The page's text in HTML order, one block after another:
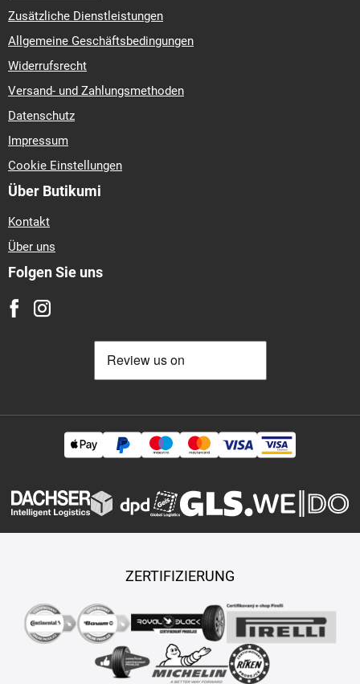
Zusätzliche Dienstleistungen
Allgemeine Geschäftsbedingungen
Widerrufsrecht
Versand- und Zahlungsmethoden
Datenschutz
Impressum
Cookie Einstellungen
Über Butikumi
Kontakt
Über uns
Folgen Sie uns
ZERTIFIZIERUNG